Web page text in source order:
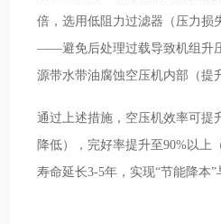
倍，选用低阻力过滤器（压力损
——避免后处理过载导致机组升
源带水带油腐蚀空压机内部（提
通过上述措施，空压机效率可提
降低），完好率提升至90%以上
寿命延长3-5年，实现“节能降本”